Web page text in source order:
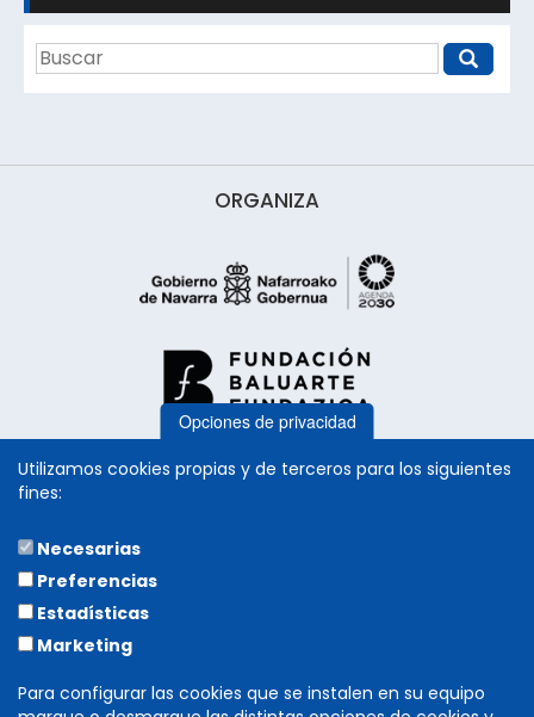
ORGANIZA
Opciones de privacidad
Utilizamos cookies propias y de terceros para los siguientes
fines:
Necesarias
Preferencias
Estadísticas
Marketing
Para configurar las cookies que se instalen en su equipo